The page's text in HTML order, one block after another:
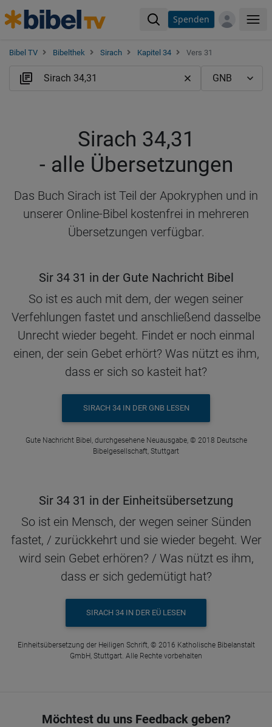
Spenden
Bibel TV Bibelthek Sirach Kapitel 34 Vers 31
Sirach 34,31
- alle Übersetzungen
Das Buch Sirach ist Teil der Apokryphen und in
unserer Online-Bibel kostenfrei in mehreren
Übersetzungen verfügbar.
Sir 34 31 in der Gute Nachricht Bibel
So ist es auch mit dem, der wegen seiner
Verfehlungen fastet und anschließend dasselbe
Unrecht wieder begeht. Findet er noch einmal
einen, der sein Gebet erhört? Was nützt es ihm,
dass er sich so kasteit hat?
SIRACH 34 IN DER GNB LESEN
Gute Nachricht Bibel, durchgesehene Neuausgabe, © 2018 Deutsche
Bibelgesellschaft, Stuttgart
Sir 34 31 in der Einheitsübersetzung
So ist ein Mensch, der wegen seiner Sünden
fastet, / zurückkehrt und sie wieder begeht. Wer
wird sein Gebet erhören? / Was nützt es ihm,
dass er sich gedemütigt hat?
SIRACH 34 IN DER EÜ LESEN
Einheitsübersetzung der Heiligen Schrift, © 2016 Katholische Bibelanstalt
GmbH, Stuttgart. Alle Rechte vorbehalten
Möchtest du uns Feedback geben?